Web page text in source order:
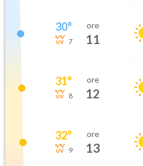
30°
7
ore
11
31°
8
ore
12
32°
9
ore
13